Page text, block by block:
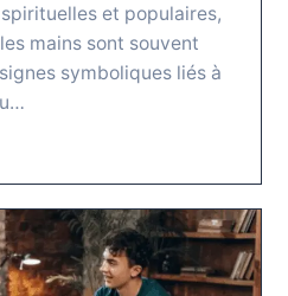
et populaires,
mains sont souvent
symboliques liés à